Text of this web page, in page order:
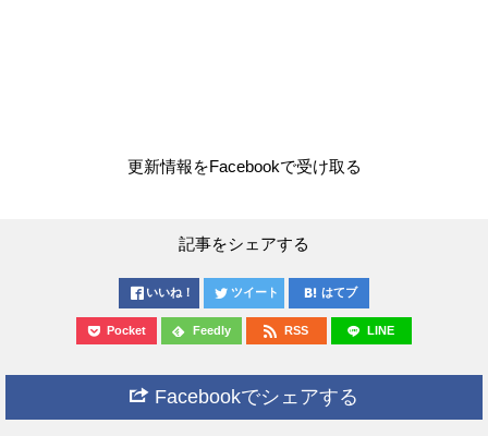
更新情報をFacebookで受け取る
記事をシェアする
いいね！ ツイート はてブ
Pocket Feedly RSS LINE
Facebookでシェアする